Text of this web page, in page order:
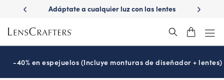
main
content
con
Adáptate a cualquier luz con las lentes
¿Es
-40% en espejuelos (Incluye monturas de diseñador + lentes)